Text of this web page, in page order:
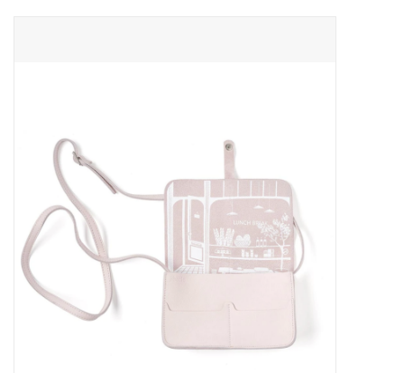
Koopjes
Cadeaubonnen